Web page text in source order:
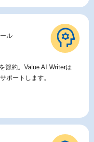
ル
節約。Value AI Writerは
ポートします。